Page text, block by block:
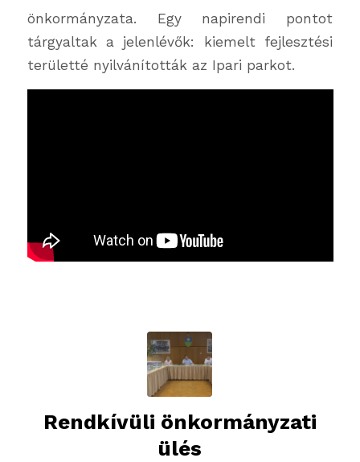
önkormányzata. Egy napirendi pontot
tárgyaltak a jelenlévők: kiemelt fejlesztési
területté nyilvánították az Ipari parkot.
Rendkívüli önkormányzati
ülés